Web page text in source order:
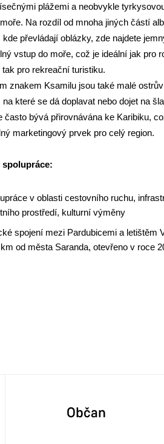
plážemi a neobvykle
Na rozdíl od mnoha jiných částí
kde převládají oblázky, zde najdete
vstup do moře, což je ideální jak pro
tak pro rekreační turistiku.
znakem Ksamilu jsou také malé
na které se dá doplavat nebo dojet na
často bývá přirovnávána ke Karibiku,
marketingový prvek pro celý region.
v oblasti cestovního ruchu,
prostředí, kulturní výměny​​​​​​​
spojení mezi Pardubicemi a letištěm
od města Saranda, otevřeno v roce
Občan